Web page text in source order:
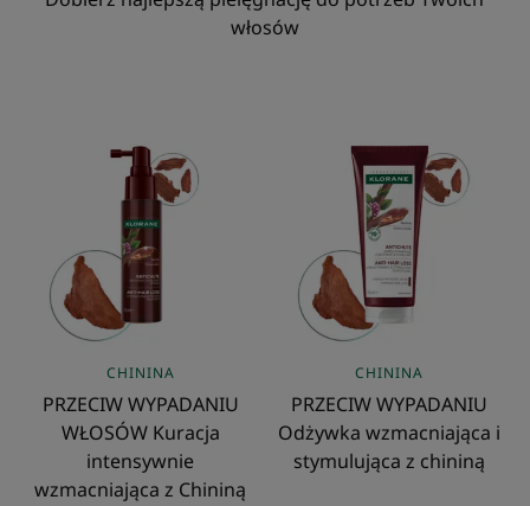
włosów
WYPADANIU
WŁOSÓW
Kuracja
intensywnie
wzmacniająca
z
Chininą
CHININA
PRZECIW WYPADANIU
WŁOSÓW Kuracja
intensywnie
wzmacniająca z Chininą
WYPADANIU
Odżywka
wzmacniająca
i
stymulująca
z
chininą
CHININA
PRZECIW WYPADANIU
Odżywka wzmacniająca i
stymulująca z chininą